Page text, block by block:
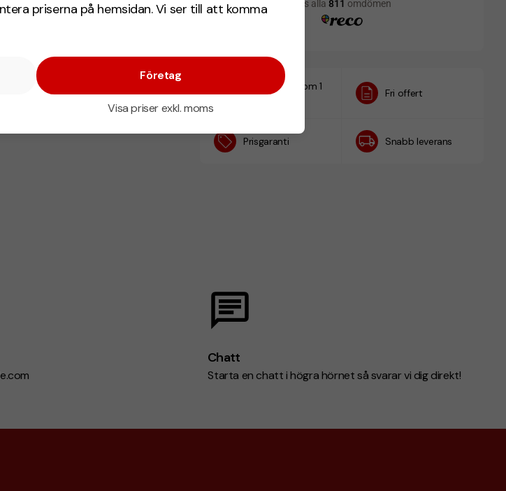
priserna på hemsidan. Vi ser till att komma
Företag
Visa priser exkl. moms
Designskiss inom 1
Fri offert
Prisgaranti Snabb leverans
Chatt
Starta en chatt i högra hörnet så svarar vi dig direkt!